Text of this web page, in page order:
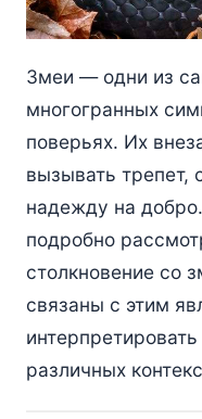
Змеи — одни из
многогранных
поверьях. Их
вызывать трепет,
надежду на
подробно
столкновение со
связаны с этим
различных